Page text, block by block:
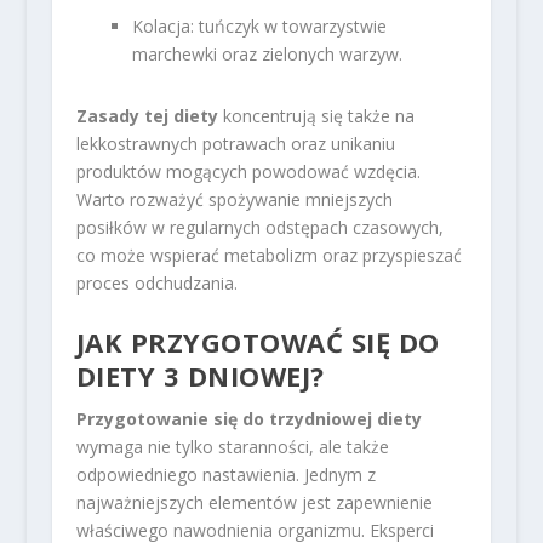
Kolacja: tuńczyk w towarzystwie
marchewki oraz zielonych warzyw.
Zasady tej dietykoncentrują się także na
lekkostrawnych potrawach oraz unikaniu
produktów mogących powodować wzdęcia.
Warto rozważyć spożywanie mniejszych
posiłków w regularnych odstępach czasowych,
co może wspierać metabolizm oraz przyspieszać
proces odchudzania.
JAK PRZYGOTOWAĆ SIĘ DO
DIETY 3 DNIOWEJ?
Przygotowanie się do trzydniowej diety
wymaga nie tylko staranności, ale także
odpowiedniego nastawienia. Jednym z
najważniejszych elementów jest zapewnienie
właściwego nawodnienia organizmu. Eksperci